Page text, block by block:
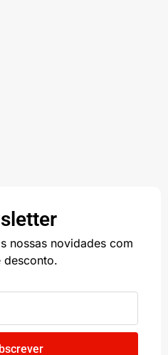
nossas novidades com
desconto.